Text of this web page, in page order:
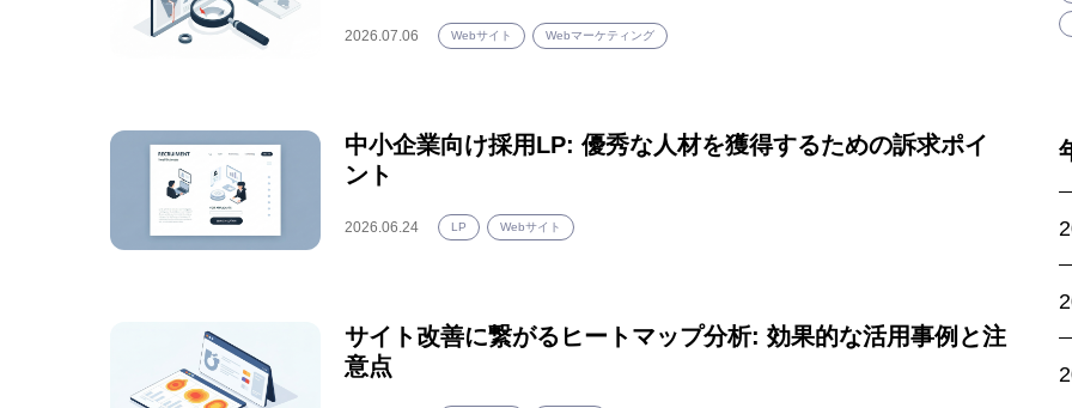
2026.07.06 Webサイト Webマーケティング
中小企業向け採用LP: 優秀な人材を獲得するための訴求ポイ
ント
2026.06.24 LP Webサイト
サイト改善に繋がるヒートマップ分析: 効果的な活用事例と注
意点